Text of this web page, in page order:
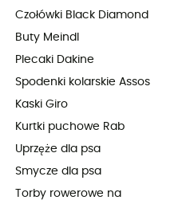
Czołówki Black Diamond
Buty Meindl
Plecaki Dakine
Spodenki kolarskie Assos
Kaski Giro
Kurtki puchowe Rab
Uprzęże dla psa
Smycze dla psa
Torby rowerowe na